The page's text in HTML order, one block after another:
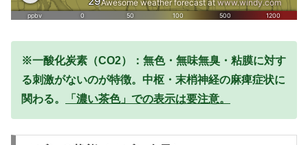
※一酸化炭素（CO2）：無色・無味無臭・粘膜に対す
る刺激がないのが特徴。中枢・末梢神経の麻痺症状に
関わる。
「濃い茶色」での表示は要注意。